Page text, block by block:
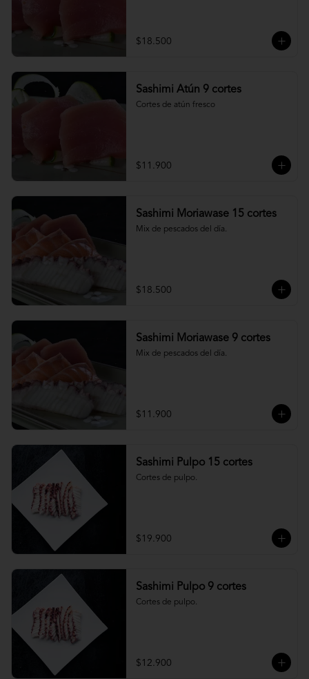
$18.500
Sashimi Atún 9 cortes
Cortes de atún fresco
$11.900
Sashimi Moriawase 15 cortes
Mix de pescados del día.
$18.500
Sashimi Moriawase 9 cortes
Mix de pescados del día.
$11.900
Sashimi Pulpo 15 cortes
Cortes de pulpo.
$19.900
Sashimi Pulpo 9 cortes
Cortes de pulpo.
$12.900